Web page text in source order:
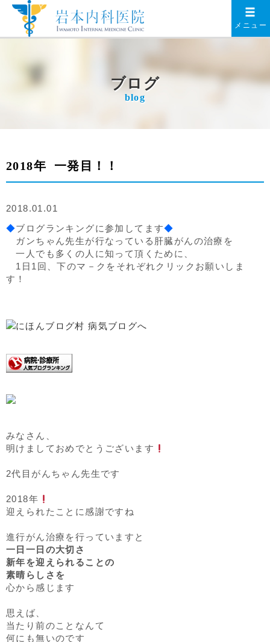
メニュー
ブログ
blog
2018年 一発目！！
2018.01.01
◆ブログランキングに参加してます◆
ガンちゃん先生が行なっている肝臓がんの治療を
一人でも多くの人に知って頂くために、
1日1回、下のマ－クをそれぞれクリックお願いしま
す！
みなさん、
明けましておめでとうございます
2代目がんちゃん先生です
2018年
迎えられたことに感謝ですね
進行がん治療を行っていますと
一日一日の大切さ
新年を迎えられることの
素晴らしさを
心から感じます
思えば、
当たり前のことなんて
何にも無いのです